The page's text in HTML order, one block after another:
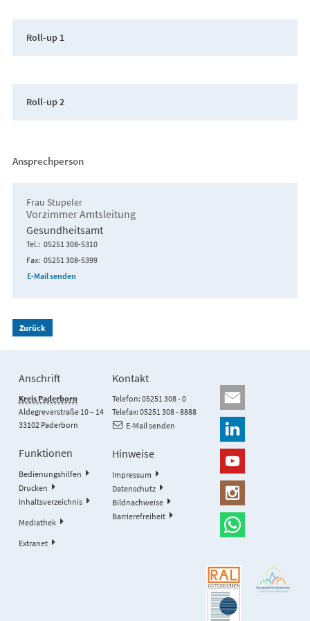
Roll-up 1
Roll-up 2
Ansprechperson
Frau Stupeler
Vorzimmer Amtsleitung
Gesundheitsamt
Tel. 05251 308-5310
Fax 05251 308-5399
E-Mail senden
Zurück
Anschrift
Kreis Paderborn
Aldegreverstraße 10 – 14
33102 Paderborn
Kontakt
Telefon: 05251 308 - 0
Telefax: 05251 308 - 8888
E-Mail senden
Funktionen
Bedienungshilfen
Drucken
Inhaltsverzeichnis
Mediathek
Extranet
Hinweise
Impressum
Datenschutz
Bildnachweise
Barrierefreiheit